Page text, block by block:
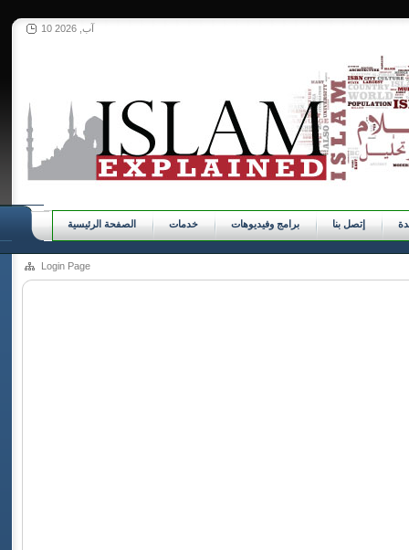
10 آب, 2026
الصفحة الرئيسية خدمات برامج وفيديوهات إتصل بنا
Login Page